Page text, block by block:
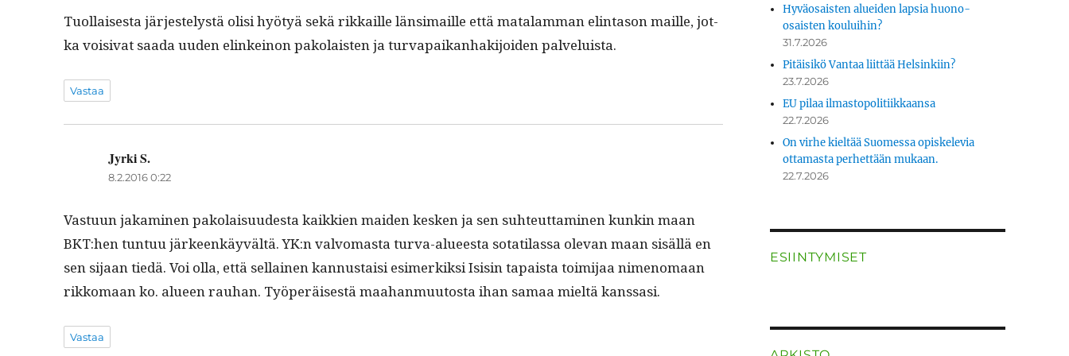
Tuol­lais­es­ta jär­jestelystä olisi hyö­tyä sekä rikkaille län­si­maille että mata­lam­man elin­ta­son maille, jot­
ka voisi­vat saa­da uuden elinkeinon pako­lais­ten ja tur­va­paikan­hak­i­joiden palveluista.
Vastaa
Jyrki S.
8.2.2016 0:22
Vas­tu­un jakami­nen pako­laisu­ud­es­ta kaikkien maid­en kesken ja sen suh­teut­ta­mi­nen kunkin maan
BKT:hen tun­tuu jär­keenkäyvältä. YK:n valvo­mas­ta tur­va-alueesta sotati­las­sa ole­van maan sisäl­lä en
sen sijaan tiedä. Voi olla, että sel­l­ainen kan­nus­taisi esimerkik­si Isisin tapaista toim­i­jaa nimeno­maan
rikko­maan ko. alueen rauhan. Työperäis­es­tä maa­han­muu­tos­ta ihan samaa mieltä kanssasi.
Vastaa
Hyväosaisten alueiden lapsia huono-
osaisten kouluihin?
31.7.2026
Pitäisikö Vantaa liittää Helsinkiin?
23.7.2026
EU pilaa ilmastopolitiikkaansa
22.7.2026
On virhe kieltää Suomessa opiskelevia
ottamasta perhettään mukaan.
22.7.2026
ESIINTYMISET